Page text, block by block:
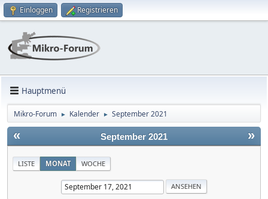
Einloggen Registrieren
Hauptmenü
Mikro-Forum ► Kalender ► September 2021
« »
September 2021
LISTE MONAT WOCHE